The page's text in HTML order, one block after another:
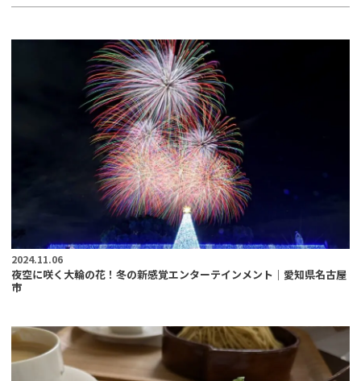
2024.11.06
夜空に咲く大輪の花！冬の新感覚エンターテインメント｜愛知県名古屋
市